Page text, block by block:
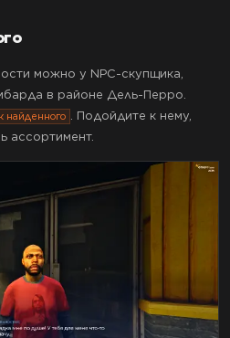
можно у NPC-скупщика,
в районе Дель-Перро.
найденного
. Подойдите к нему,
ассортимент.